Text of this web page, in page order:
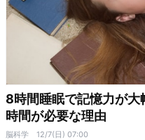
8時間睡眠で記憶力が
時間が必要な理由
脳科学 12/7(日) 07:00